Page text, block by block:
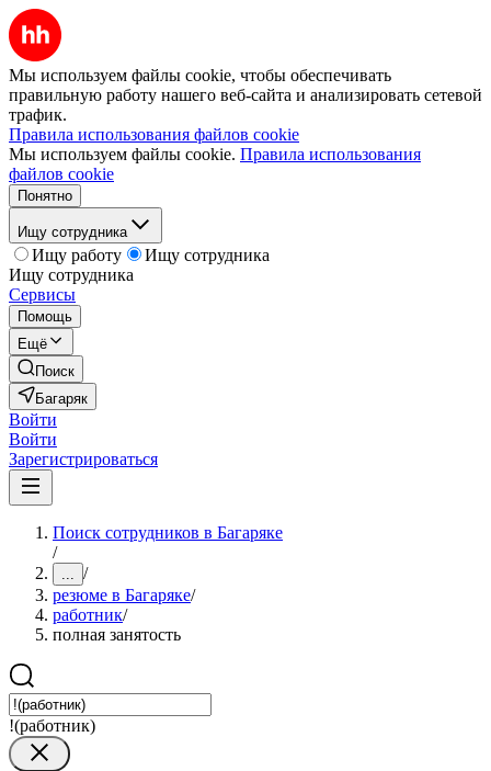
Мы используем файлы cookie, чтобы обеспечивать
правильную работу нашего веб-сайта и анализировать сетевой
трафик.
Правила использования файлов cookie
Мы используем файлы cookie. Правила использования
файлов cookie
Понятно
Ищу сотрудника
Ищу работу
Ищу сотрудника
Ищу сотрудника
Сервисы
Помощь
Ещё
Поиск
Багаряк
Войти
Войти
Зарегистрироваться
Поиск сотрудников в Багаряке
/
... /
резюме в Багаряке/
работник/
полная занятость
!(работник)